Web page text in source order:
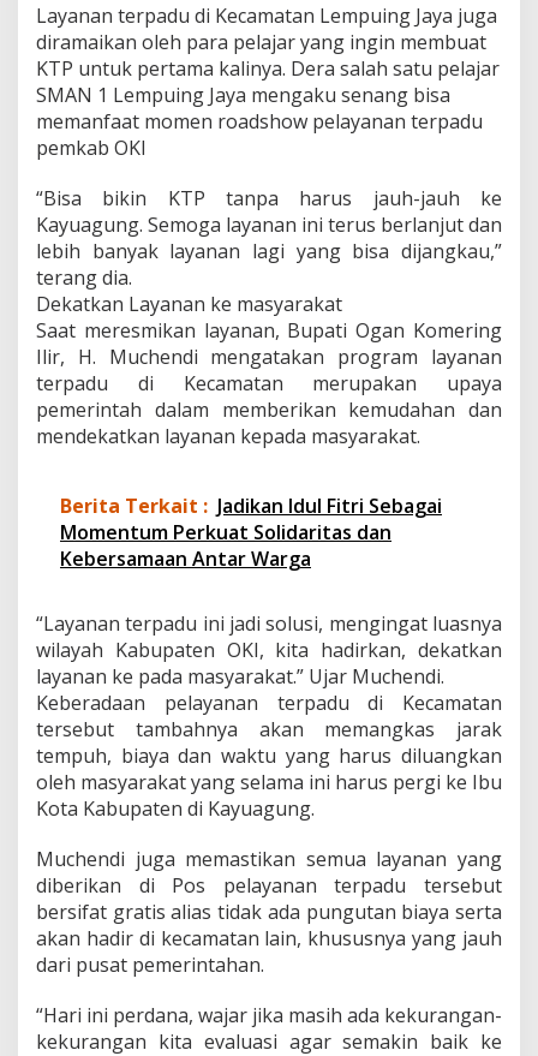
Layanan terpadu di Kecamatan Lempuing Jaya juga
diramaikan oleh para pelajar yang ingin membuat
KTP untuk pertama kalinya. Dera salah satu pelajar
SMAN 1 Lempuing Jaya mengaku senang bisa
memanfaat momen roadshow pelayanan terpadu
pemkab OKI
“Bisa bikin KTP tanpa harus jauh-jauh ke
Kayuagung. Semoga layanan ini terus berlanjut dan
lebih banyak layanan lagi yang bisa dijangkau,”
terang dia.
Dekatkan Layanan ke masyarakat
Saat meresmikan layanan, Bupati Ogan Komering
Ilir, H. Muchendi mengatakan program layanan
terpadu di Kecamatan merupakan upaya
pemerintah dalam memberikan kemudahan dan
mendekatkan layanan kepada masyarakat.
Berita Terkait : Jadikan Idul Fitri Sebagai
Momentum Perkuat Solidaritas dan
Kebersamaan Antar Warga
“Layanan terpadu ini jadi solusi, mengingat luasnya
wilayah Kabupaten OKI, kita hadirkan, dekatkan
layanan ke pada masyarakat.” Ujar Muchendi.
Keberadaan pelayanan terpadu di Kecamatan
tersebut tambahnya akan memangkas jarak
tempuh, biaya dan waktu yang harus diluangkan
oleh masyarakat yang selama ini harus pergi ke Ibu
Kota Kabupaten di Kayuagung.
Muchendi juga memastikan semua layanan yang
diberikan di Pos pelayanan terpadu tersebut
bersifat gratis alias tidak ada pungutan biaya serta
akan hadir di kecamatan lain, khususnya yang jauh
dari pusat pemerintahan.
“Hari ini perdana, wajar jika masih ada kekurangan-
kekurangan kita evaluasi agar semakin baik ke